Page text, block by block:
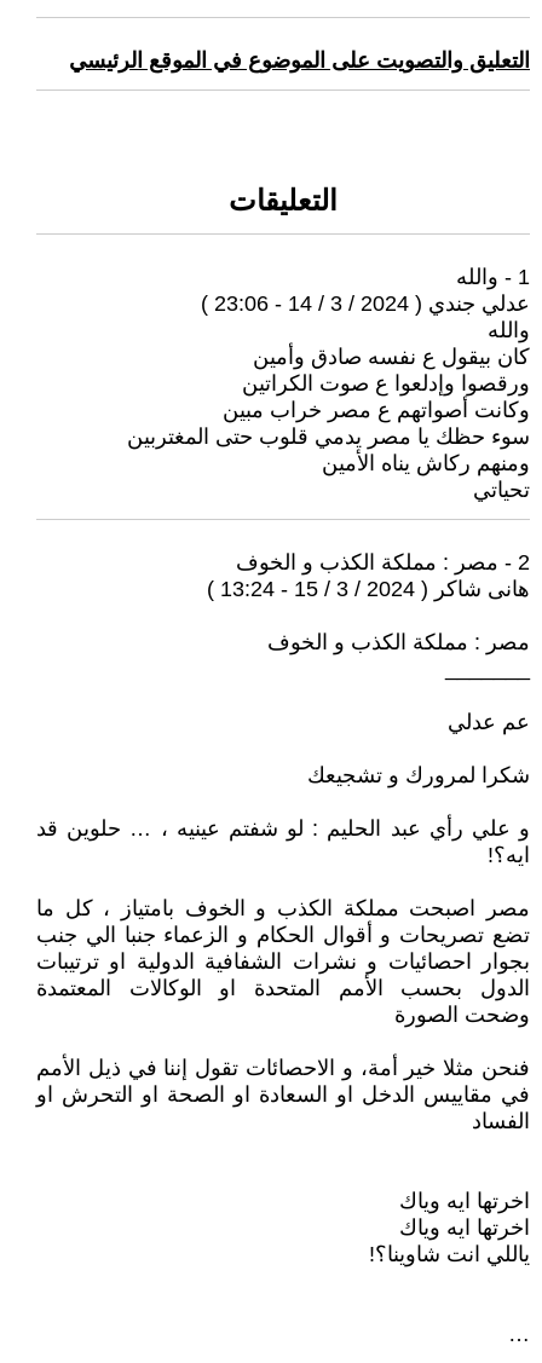
التعليق والتصويت على الموضوع في الموقع الرئيسي
التعليقات
1 - والله
عدلي جندي ( 2024 / 3 / 14 - 23:06 )
والله
كان بيقول ع نفسه صادق وأمين
ورقصوا وإدلعوا ع صوت الكراتين
وكانت أصواتهم ع مصر خراب مبين
سوء حظك يا مصر يدمي قلوب حتى المغتربين
ومنهم ركاش يناه الأمين
تحياتي
2 - مصر : مملكة الكذب و الخوف
هانى شاكر ( 2024 / 3 / 15 - 13:24 )
مصر : مملكة الكذب و الخوف
عم عدلي
شكرا لمرورك و تشجيعك
و علي رأي عبد الحليم : لو شفتم عينيه ، … حلوين قد
ايه؟!
مصر اصبحت مملكة الكذب و الخوف بامتياز ، كل ما
تضع تصريحات و أقوال الحكام و الزعماء جنبا الي جنب
بجوار احصائيات و نشرات الشفافية الدولية او ترتيبات
الدول بحسب الأمم المتحدة او الوكالات المعتمدة
وضحت الصورة
فنحن مثلا خير أمة، و الاحصائات تقول إننا في ذيل الأمم
في مقاييس الدخل او السعادة او الصحة او التحرش او
الفساد
اخرتها ايه وياك
اخرتها ايه وياك
ياللي انت شاوينا؟!
…